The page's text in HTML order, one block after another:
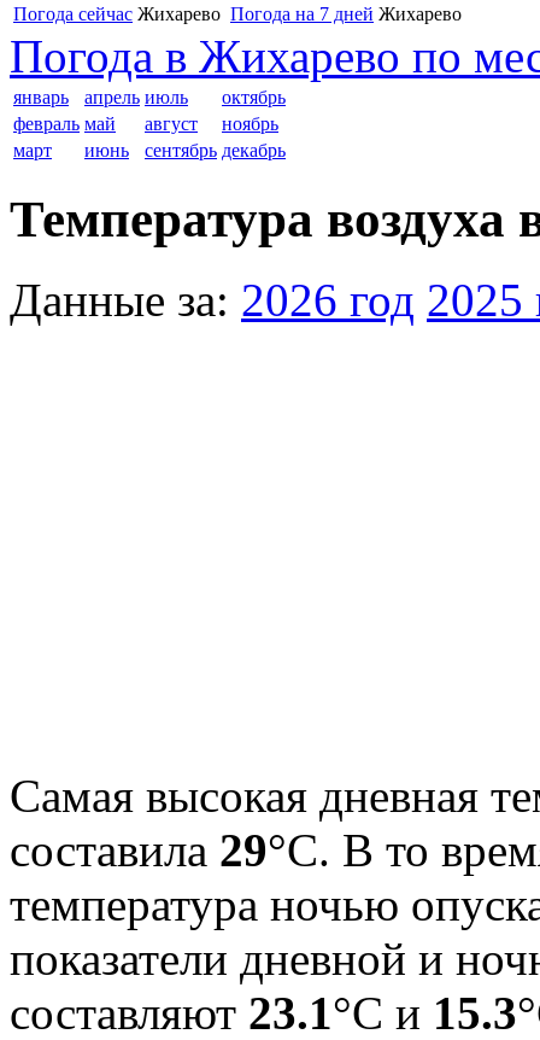
Погода сейчас Жихарево Погода на 7 дней Жихарево
Погода в Жихарево по
январь апрель июль
октябрь
февраль май август
ноябрь
март
июнь сентябрь декабрь
Температура воздуха
Данные за: 2026 год 2025
Самая высокая дневная
составила 29°С. В то
температура ночью
показатели дневной и
составляют 23.1°С и 15.3